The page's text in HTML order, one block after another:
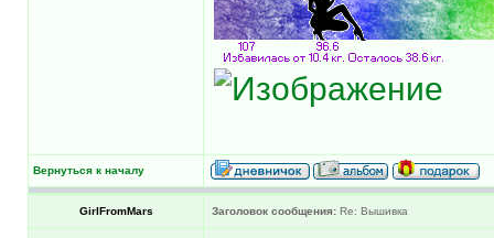
Вернуться к началу
GirlFromMars Заголовок сообщения: Re: Вышивка